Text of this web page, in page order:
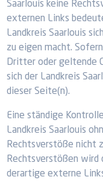
Saarlouis keine
externen Links
Landkreis Saarlouis
zu eigen macht.
Dritter oder geltende
sich der Landkreis
dieser Seite(n).
Eine ständige
Landkreis Saarlouis
Rechtsverstöße nicht
Rechtsverstößen wird
derartige externe